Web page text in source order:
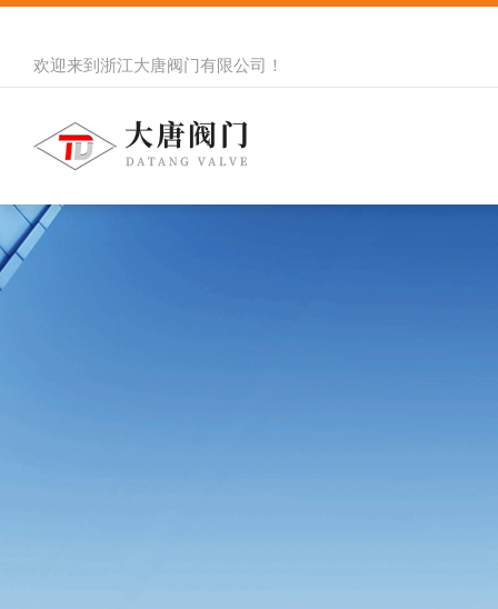
欢迎来到 浙江大唐阀门有限公司 ！